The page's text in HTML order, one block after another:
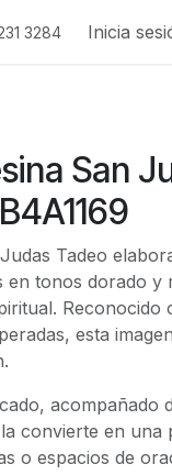
3284 Inicia
San
Tadeo
en tonos dorado y
Reconocido
esta
acompañado
convierte en una
o espacios de